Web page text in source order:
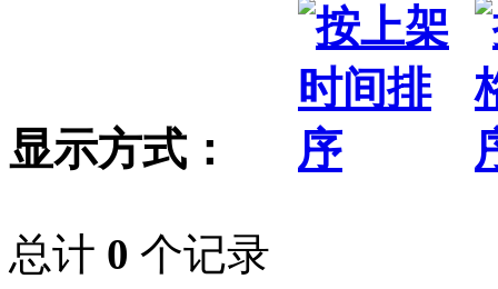
显示方式：
总计 0 个记录